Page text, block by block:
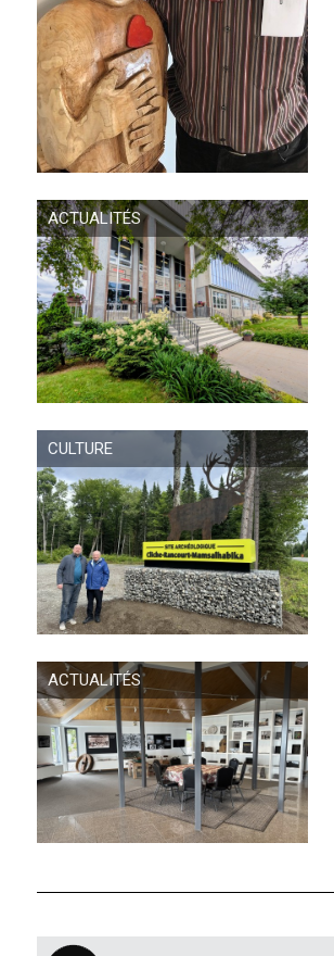
ACTUALITÉS
CULTURE
ACTUALITÉS